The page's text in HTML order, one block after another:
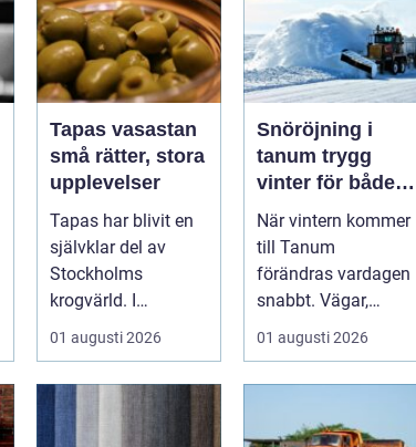
Tapas vasastan
små rätter, stora
upplevelser
Tapas har blivit en
självklar del av
Stockholms
krogvärld. I
stadsdelen
Vasastan har
utvecklingen gå...
01 augusti 2026
Snöröjning i
tanum trygg
vinter för både
privatpersoner
och företag
När vintern kommer
till Tanum
förändras vardagen
snabbt. Vägar,
uppfarter,
parkeringar och
gångvägar...
01 augusti 2026